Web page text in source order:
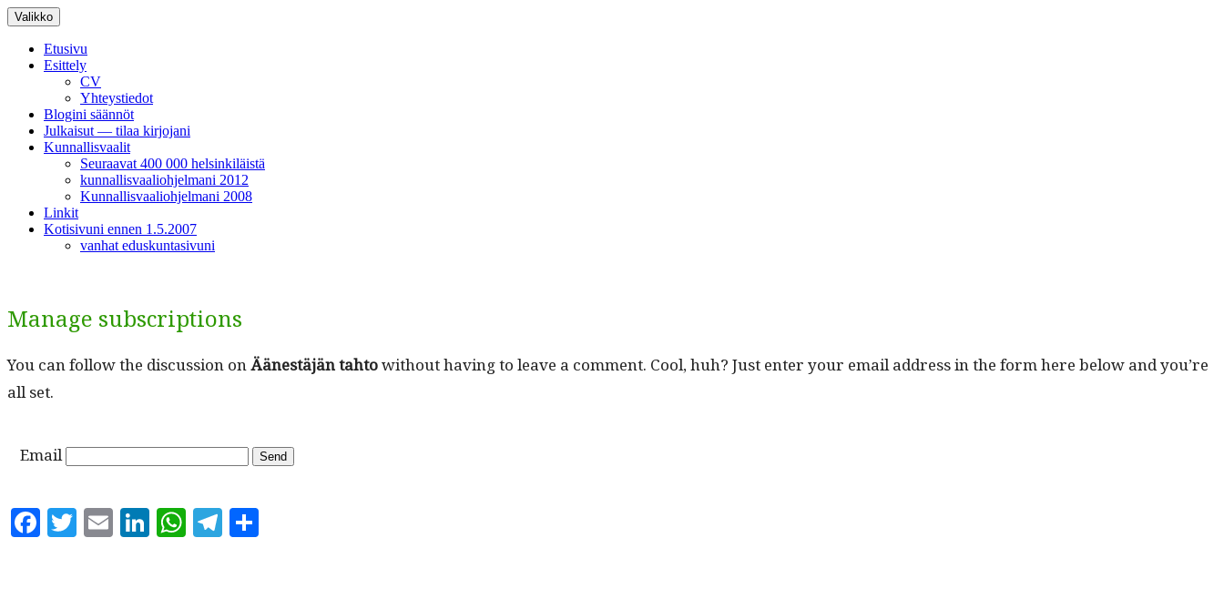
Siirry
sisältöön
Valikko
Etusivu
Esittely
CV
Yhteystiedot
Blogini säännöt
Julkaisut — tilaa kirjojani
Kunnallisvaalit
Seuraavat 400 000 helsinkiläistä
kunnallisvaaliohjelmani 2012
Kunnallisvaaliohjelmani 2008
Linkit
Kotisivuni ennen 1.5.2007
vanhat eduskuntasivuni
Manage subscriptions
You can fol­low the dis­cus­sion onÄänestäjän tah­towith­out hav­ing to leave a com­ment. Cool, huh? Just enter your email address in the form here below and you’re
all set.
Email
Facebook
Twitter
EmailLinkedIn
WhatsApp
Telegram